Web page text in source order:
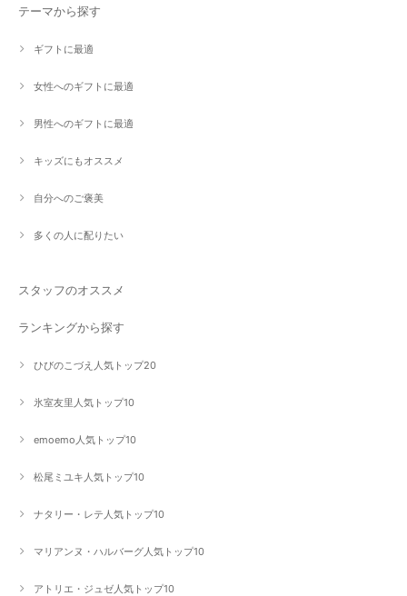
テーマから探す
ギフトに最適
女性へのギフトに最適
男性へのギフトに最適
キッズにもオススメ
自分へのご褒美
多くの人に配りたい
スタッフのオススメ
ランキングから探す
ひびのこづえ人気トップ20
氷室友里人気トップ10
emoemo人気トップ10
松尾ミユキ人気トップ10
ナタリー・レテ人気トップ10
マリアンヌ・ハルバーグ人気トップ10
アトリエ・ジュゼ人気トップ10